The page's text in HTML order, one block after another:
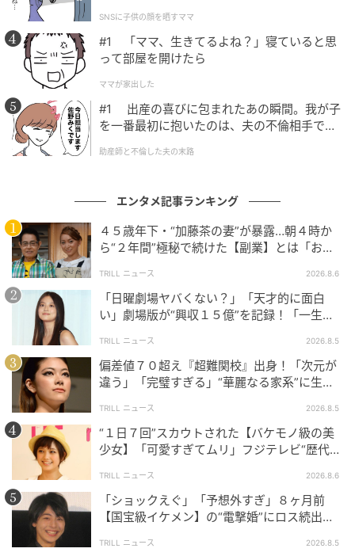
SNSに子供の顔を晒すママ
#1 「ママ、生きてるよね？」寝ていると思
って部屋を開けたら
ママが家出した
#1 出産の喜びに包まれたあの瞬間。我が子
を一番最初に抱いたのは、夫の不倫相手でし
助産師と不倫した夫の末路
エンタメ記事ランキング
４５歳年下・“加藤茶の妻”が暴露…朝４時か
ら“２年間”極秘で続けた【副業】とは「お金
TRILL ニュース 2026.8.6
「日曜劇場ヤバくない？」「天才的に面白
い」劇場版が“興収１５億”を記録！「一生言
TRILL ニュース 2026.8.5
偏差値７０超え『超難関校』出身！「次元が
違う」「完璧すぎる」“華麗なる家系”に生ま
TRILL ニュース 2026.8.5
“１日７回”スカウトされた【バケモノ級の美
少女】「可愛すぎてムリ」フジテレビ“歴代N
TRILL ニュース 2026.8.6
「ショックえぐ」「予想外すぎ」８ヶ月前
【国宝級イケメン】の“電撃婚”にロス続出！
TRILL ニュース 2026.8.5